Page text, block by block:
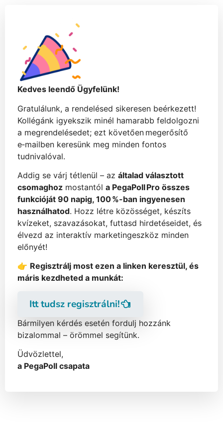
Kedves leendő Ügyfelünk!
Gratulálunk, a rendelésed sikeresen beérkezett!
Kollégánk igyekszik minél hamarabb feldolgozni
a megrendelésedet; ezt követően megerősítő
e‑mailben keresünk meg minden fontos
tudnivalóval.
Addig se várj tétlenül – az általad választott
csomaghoz mostantól a PegaPoll Pro összes
funkcióját 90 napig, 100 %-ban ingyenesen
használhatod. Hozz létre közösséget, készíts
kvízeket, szavazásokat, futtasd hirdetéseidet, és
élvezd az interaktív marketing­eszköz minden
előnyét!
👉 Regisztrálj most ezen a linken keresztül, és
máris kezdheted a munkát:
Itt tudsz regisztrálni!
Bármilyen kérdés esetén fordulj hozzánk
bizalommal – örömmel segítünk.
Üdvözlettel,
a PegaPoll csapata